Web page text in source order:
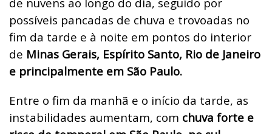
possíveis pancadas de chuva e trovoadas no
fim da tarde e à noite em pontos do interior
de Minas Gerais, Espírito Santo, Rio de Janeiro
e principalmente em São Paulo.
Entre o fim da manhã e o início da tarde, as
instabilidades aumentam, com chuva forte e